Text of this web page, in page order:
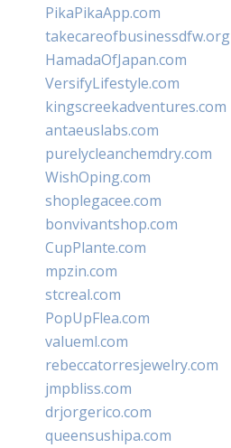
PikaPikaApp.com
takecareofbusinessdfw.org
HamadaOfJapan.com
VersifyLifestyle.com
kingscreekadventures.com
antaeuslabs.com
purelycleanchemdry.com
WishOping.com
shoplegacee.com
bonvivantshop.com
CupPlante.com
mpzin.com
stcreal.com
PopUpFlea.com
valueml.com
rebeccatorresjewelry.com
jmpbliss.com
drjorgerico.com
queensushipa.com